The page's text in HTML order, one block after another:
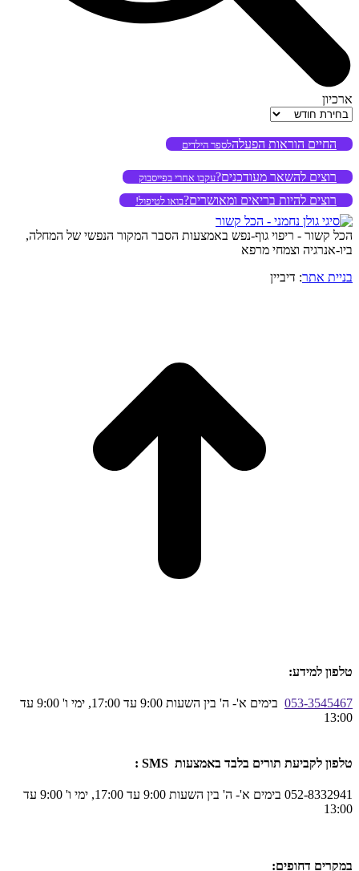
ארכיון
ארכיון
החיים הוראות הפעלהלספר הילדים
רוצים להשאר מעודכנים?עקבו אחרי בפייסבוק
רוצים להיות בריאים ומאושרים?בואו לטיפול!
הכל קשור - ריפוי גוף-נפש באמצעות הסבר המקור הנפשי של המחלה,
ביו-אנרגיה וצמחי מרפא
בניית אתר: דיביין
טלפון למידע:
053-3545467
בימים א'- ה' בין השעות 9:00 עד 17:00, ימי ו' 9:00 עד
13:00
טלפון לקביעת תורים בלבד באמצעות SMS :
052-8332941 בימים א'- ה' בין השעות 9:00 עד 17:00, ימי ו' 9:00 עד
13:00
במקרים דחופים: